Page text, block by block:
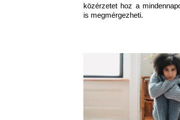
közérzetet hoz a
is megmérgezheti.